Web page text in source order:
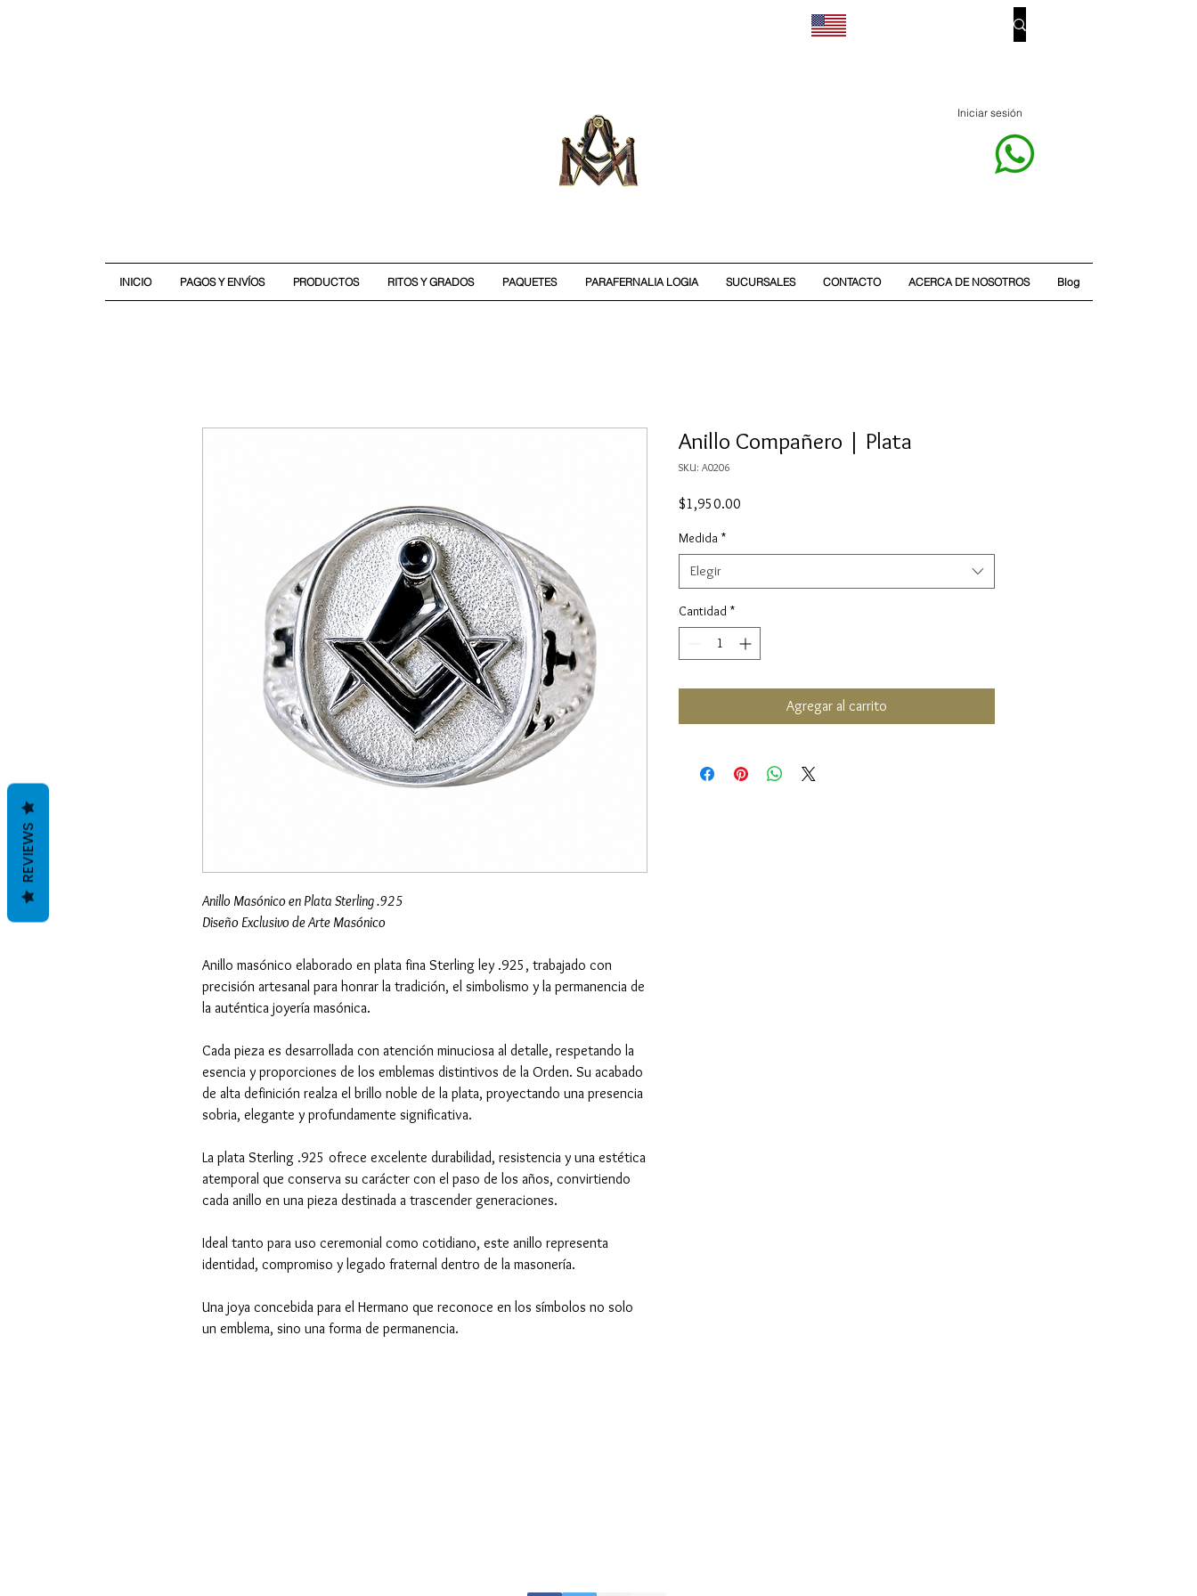
Iniciar sesión
INICIO PAGOS Y ENVÍOS PRODUCTOS RITOS Y GRADOS PAQUETES PARAFERNALIA LOGIA SUCURSALES CONTACTO ACERCA DE NOSOTROS Blog
Anillo Masónico en Plata Sterling .925
Diseño Exclusivo de Arte Masónico
Anillo masónico elaborado en plata fina Sterling ley .925, trabajado con
precisión artesanal para honrar la tradición, el simbolismo y la permanencia de
la auténtica joyería masónica.
Cada pieza es desarrollada con atención minuciosa al detalle, respetando la
esencia y proporciones de los emblemas distintivos de la Orden. Su acabado
de alta definición realza el brillo noble de la plata, proyectando una presencia
sobria, elegante y profundamente significativa.
La plata Sterling .925 ofrece excelente durabilidad, resistencia y una estética
atemporal que conserva su carácter con el paso de los años, convirtiendo
cada anillo en una pieza destinada a trascender generaciones.
Ideal tanto para uso ceremonial como cotidiano, este anillo representa
identidad, compromiso y legado fraternal dentro de la masonería.
Una joya concebida para el Hermano que reconoce en los símbolos no solo
un emblema, sino una forma de permanencia.
Anillo Compañero | Plata
SKU: A0206
$1,950.00
Medida *
Elegir
Cantidad *
Agregar al carrito
REVIEWS